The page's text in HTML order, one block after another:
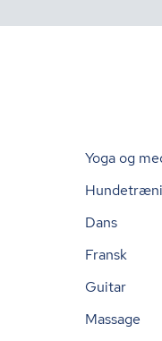
Yoga og
Dans
Fransk
Guitar
Massage